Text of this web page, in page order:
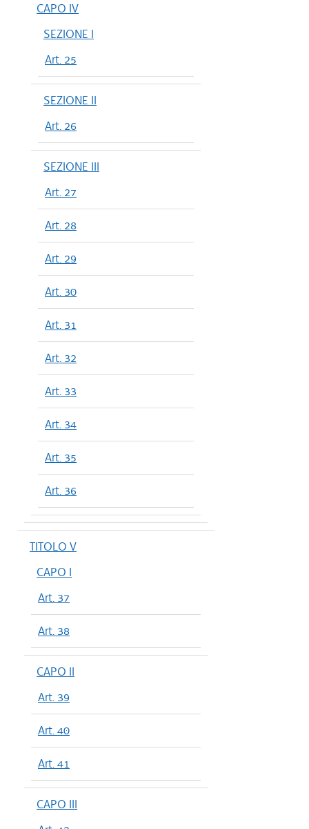
CAPO IV
SEZIONE I
Art. 25
SEZIONE II
Art. 26
SEZIONE III
Art. 27
Art. 28
Art. 29
Art. 30
Art. 31
Art. 32
Art. 33
Art. 34
Art. 35
Art. 36
TITOLO V
CAPO I
Art. 37
Art. 38
CAPO II
Art. 39
Art. 40
Art. 41
CAPO III